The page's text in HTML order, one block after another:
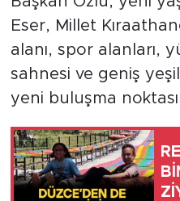
Eser, Millet
alanı, spor alanları,
sahnesi ve geniş
yeni buluşma